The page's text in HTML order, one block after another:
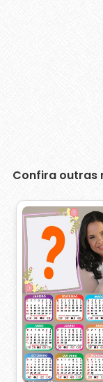
Confira outras